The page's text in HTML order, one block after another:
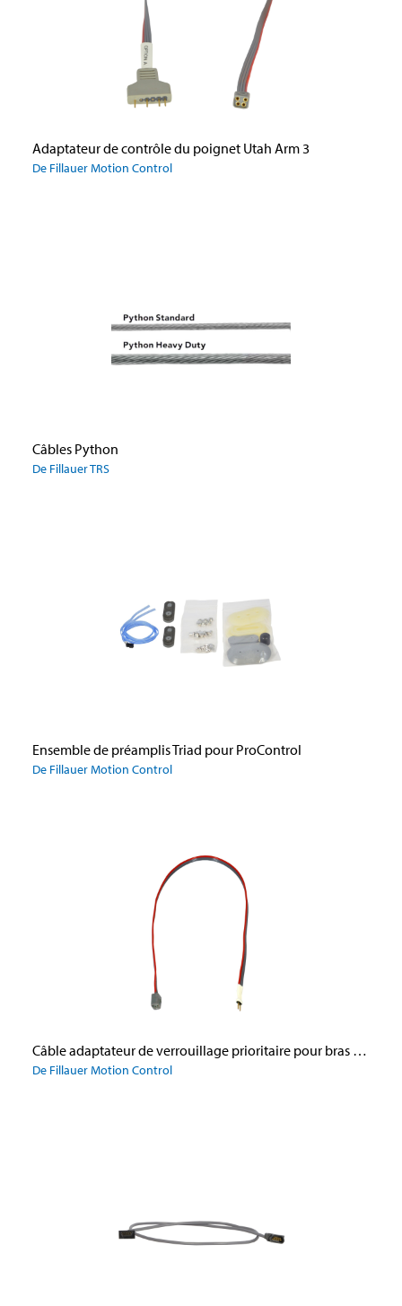
Adaptateur de contrôle du poignet Utah Arm 3
De Fillauer Motion Control
Câbles Python
De Fillauer TRS
Ensemble de préamplis Triad pour ProControl
De Fillauer Motion Control
Câble adaptateur de verrouillage prioritaire pour bras Utah Arm 3
De Fillauer Motion Control